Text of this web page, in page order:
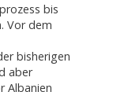
bis
Vor dem
bisherigen
aber
Albanien